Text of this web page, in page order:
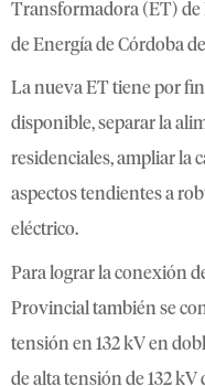
Transformadora (ET) de
de Energía de Córdoba
La nueva ET tiene por
disponible, separar la
residenciales, ampliar la
aspectos tendientes a
eléctrico.
Para lograr la conexión
Provincial también se
tensión en 132 kV en
de alta tensión de 132